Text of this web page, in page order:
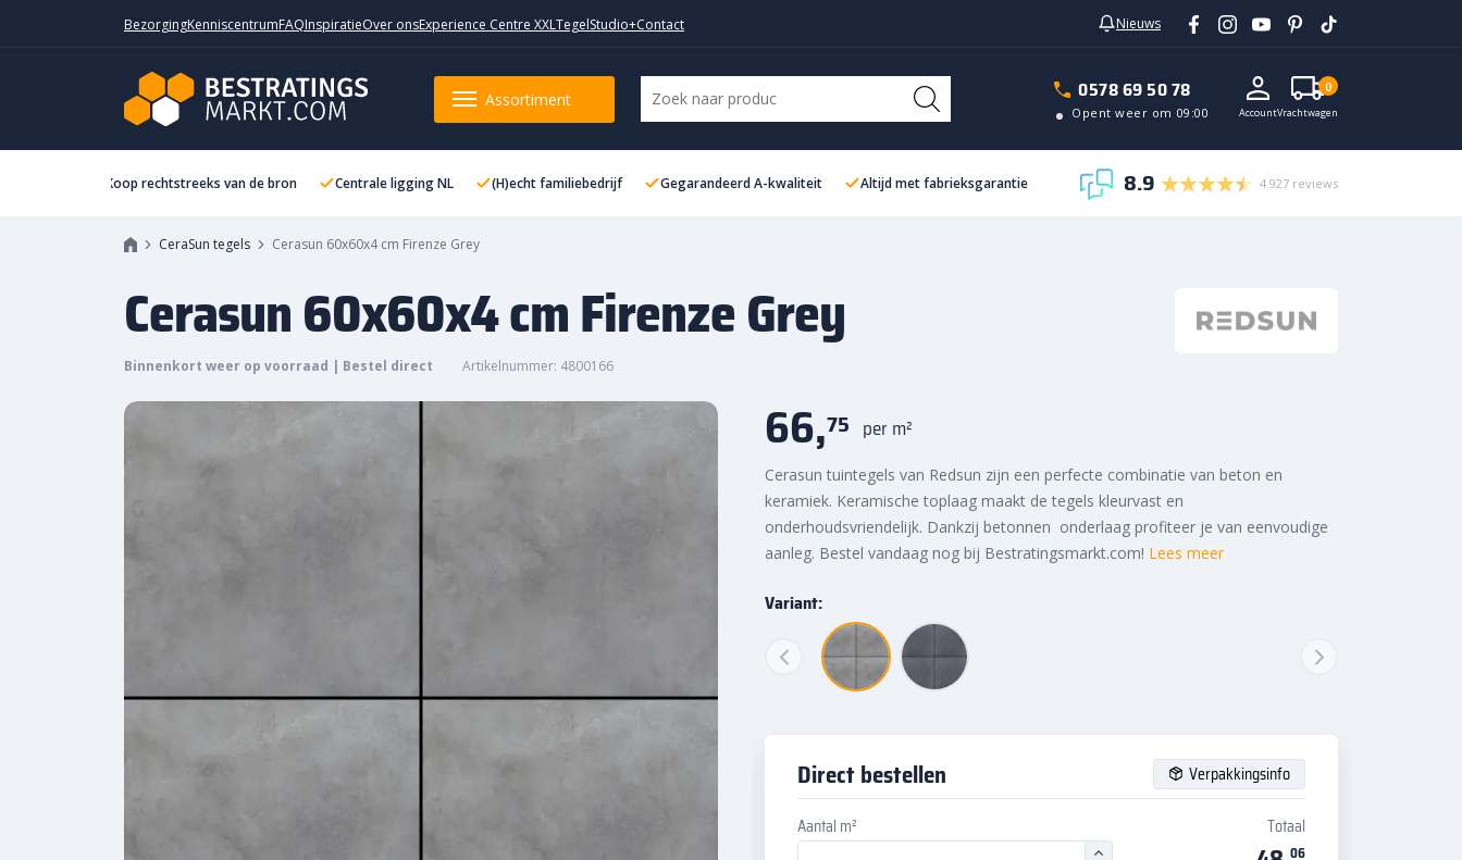
BezorgingKenniscentrumFAQInspiratieOver onsExperience Centre XXLTegelStudio+Contact Nieuws
Assortiment 0578 69 50 78
Opent weer om 09:00 AccountVrachtwagen
0
Koop rechtstreeks van de bron Centrale ligging NL (H)echt familiebedrijf Gegarandeerd A-kwaliteit Altijd met fabrieksgarantie 8.9 4.927 reviews
CeraSun tegels Cerasun 60x60x4 cm Firenze Grey
Cerasun 60x60x4 cm Firenze Grey
Binnenkort weer op voorraad | Bestel direct Artikelnummer: 4800166
66,75 per m²
Cerasun tuintegels van Redsun zijn een perfecte combinatie van beton en
keramiek. Keramische toplaag maakt de tegels kleurvast en
onderhoudsvriendelijk. Dankzij betonnen onderlaag profiteer je van eenvoudige
aanleg. Bestel vandaag nog bij Bestratingsmarkt.com! Lees meer
Variant:
Direct bestellen Verpakkingsinfo
Aantal m² Totaal
06
Cerasun 60x60x4 cm Firenze Grey In vrachtwagen